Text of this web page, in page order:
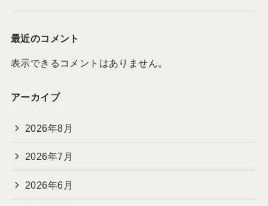
最近のコメント
表示できるコメントはありません。
アーカイブ
2026年8月
2026年7月
2026年6月